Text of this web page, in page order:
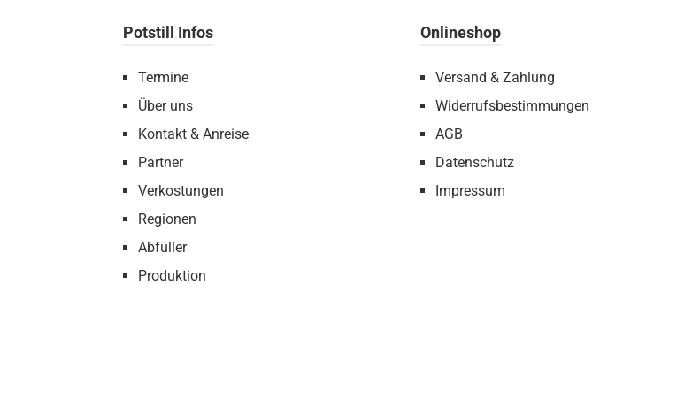
Potstill Infos
Termine
Über uns
Kontakt & Anreise
Partner
Verkostungen
Regionen
Abfüller
Produktion
Onlineshop
Versand & Zahlung
Widerrufsbestimmungen
AGB
Datenschutz
Impressum